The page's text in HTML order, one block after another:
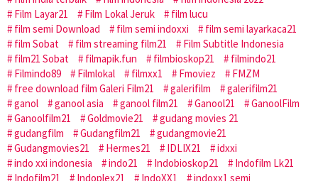
Film Layar21
Film Lokal Jeruk
film lucu
film semi Download
film semi indoxxi
film semi layarkaca21
film Sobat
film streaming film21
Film Subtitle Indonesia
film21 Sobat
filmapik.fun filmbioskop21
filmindo21
Filmindo89
Filmlokal filmxx1 Fmoviez
FMZM
free download film Galeri Film21
galerifilm
galerifilm21
ganol
ganool asia ganool film21 Ganool21
GanoolFilm
Ganoolfilm21
Goldmovie21
gudang movies 21
gudangfilm
Gudangfilm21
gudangmovie21
Gudangmovies21
Hermes21 IDLIX21
idxxi
indo xxi indonesia
indo21 Indobioskop21
Indofilm Lk21
Indofilm21
Indoplex21 IndoXX1
indoxx1 semi